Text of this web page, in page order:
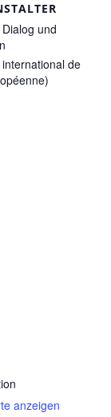
und
de
anzeigen